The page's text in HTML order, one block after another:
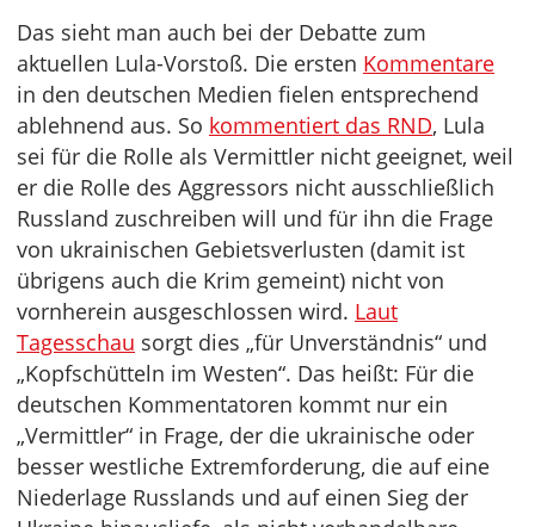
Das sieht man auch bei der Debatte zum
aktuellen Lula-Vorstoß. Die ersten Kommentare
in den deutschen Medien fielen entsprechend
ablehnend aus. So kommentiert das RND, Lula
sei für die Rolle als Vermittler nicht geeignet, weil
er die Rolle des Aggressors nicht ausschließlich
Russland zuschreiben will und für ihn die Frage
von ukrainischen Gebietsverlusten (damit ist
übrigens auch die Krim gemeint) nicht von
vornherein ausgeschlossen wird. Laut
Tagesschau sorgt dies „für Unverständnis“ und
„Kopfschütteln im Westen“. Das heißt: Für die
deutschen Kommentatoren kommt nur ein
„Vermittler“ in Frage, der die ukrainische oder
besser westliche Extremforderung, die auf eine
Niederlage Russlands und auf einen Sieg der